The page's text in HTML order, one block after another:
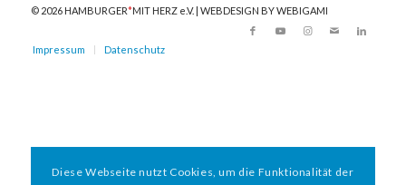
© 2026 HAMBURGER*MIT HERZ e.V. | WEBDESIGN BY WEBIGAMI
Impressum Datenschutz
Diese Webseite nutzt Cookies, um die Funktionalität der